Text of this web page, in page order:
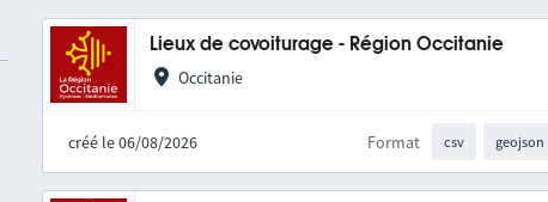
Lieux de covoiturage - Région Occitanie
Occitanie
créé le 06/08/2026 Format csv geojson